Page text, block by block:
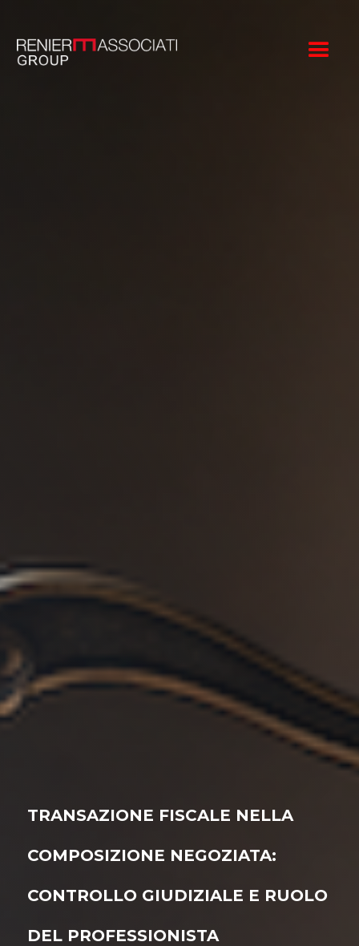
TRANSAZIONE FISCALE NELLA
COMPOSIZIONE NEGOZIATA:
CONTROLLO GIUDIZIALE E RUOLO
DEL PROFESSIONISTA